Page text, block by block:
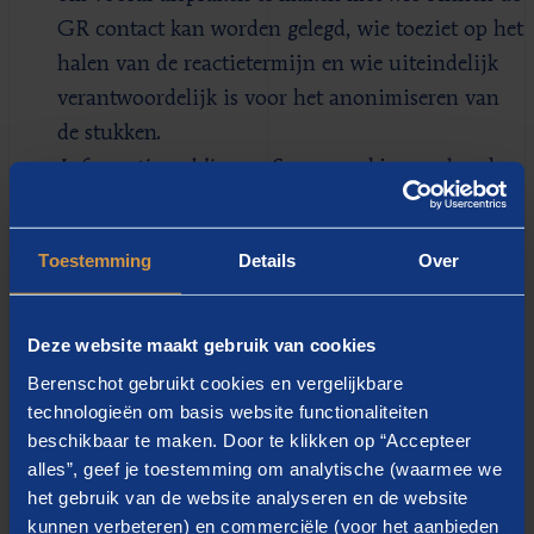
Toestemming Details Over
Deze website maakt gebruik van cookies
Berenschot gebruikt cookies en vergelijkbare
technologieën om basis website functionaliteiten
beschikbaar te maken. Door te klikken op “Accepteer
alles”, geef je toestemming om analytische (waarmee we
het gebruik van de website analyseren en de website
kunnen verbeteren) en commerciële (voor het aanbieden
GR contact kan worden gelegd, wie toeziet op het
halen van de reactietermijn en wie uiteindelijk
verantwoordelijk is voor het anonimiseren van
de stukken.
Informatie publiceren.Samenwerkingsverbanden
creëren zelf ook informatie die mogelijkerwijs
Woo vallen. In het geval van gemandateerde
verantwoordelijk voor dat informatie die binnen
de informatiecategorieën valt, actief openbaar
gemaakt wordt. In samenwerking met de GR
vraagt dat om goede afspraken over wie waarvoor
verantwoordelijk is per processtap.
Werken aan een duurzame